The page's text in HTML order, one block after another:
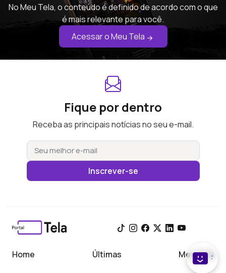
No Meu Tela, o conteúdo é definido de acordo com o que
é mais relevante para você.
Acessar o Meu Tela
Fique por dentro
Receba as principais notícias no seu e-mail.
Inscrever-se
Home Últimas Meu Tela